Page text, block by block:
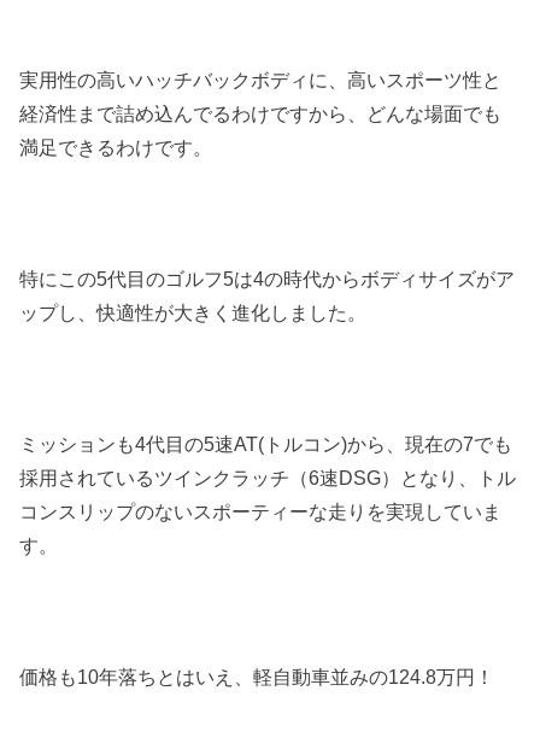
実用性の高いハッチバックボディに、高いスポーツ性と
経済性まで詰め込んでるわけですから、どんな場面でも
満足できるわけです。
特にこの5代目のゴルフ5は4の時代からボディサイズがア
ップし、快適性が大きく進化しました。
ミッションも4代目の5速AT(トルコン)から、現在の7でも
採用されているツインクラッチ（6速DSG）となり、トル
コンスリップのないスポーティーな走りを実現していま
す。
価格も10年落ちとはいえ、軽自動車並みの124.8万円！